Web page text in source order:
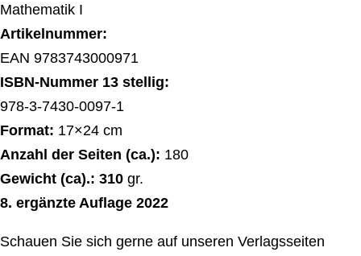
Mathematik I
Artikelnummer:
EAN 9783743000971
ISBN-Nummer 13 stellig:
978-3-7430-0097-1
Format: 17×24 cm
Anzahl der Seiten (ca.): 180
Gewicht (ca).: 310 gr.
8. ergänzte Auflage 2022
Schauen Sie sich gerne auf unseren Verlagsseiten